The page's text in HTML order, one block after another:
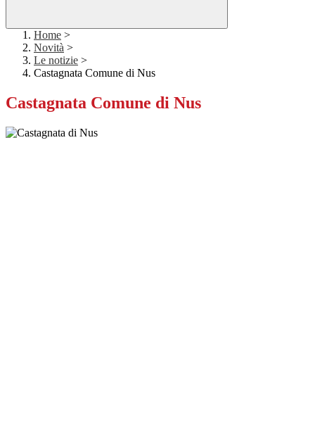
Home >
Novità >
Le notizie >
Castagnata Comune di Nus
Castagnata Comune di Nus